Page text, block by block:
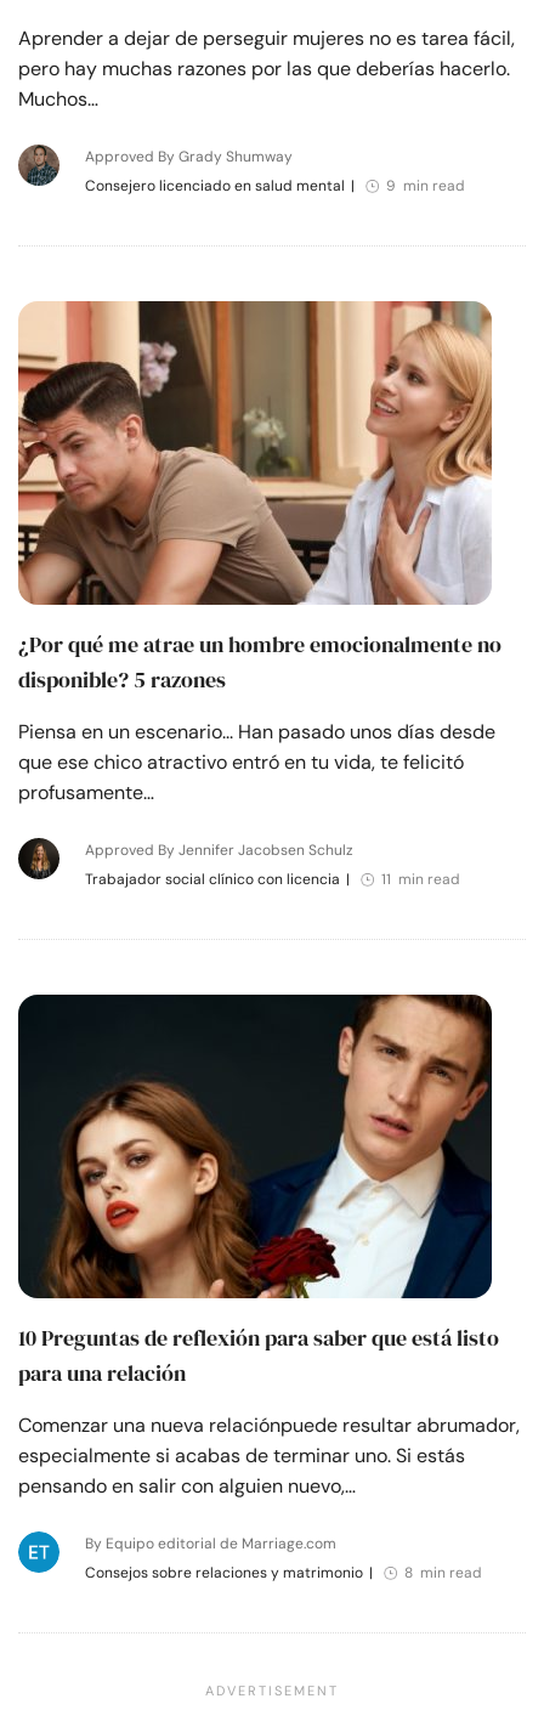
Aprender a dejar de perseguir mujeres no es tarea fácil,
pero hay muchas razones por las que deberías hacerlo.
Muchos…
Approved By Grady Shumway
Consejero licenciado en salud mental | 9 min read
¿Por qué me atrae un hombre emocionalmente no
disponible? 5 razones
Piensa en un escenario... Han pasado unos días desde
que ese chico atractivo entró en tu vida, te felicitó
profusamente…
Approved By Jennifer Jacobsen Schulz
Trabajador social clínico con licencia | 11 min read
10 Preguntas de reflexión para saber que está listo
para una relación
Comenzar una nueva relaciónpuede resultar abrumador,
especialmente si acabas de terminar uno. Si estás
pensando en salir con alguien nuevo,…
By Equipo editorial de Marriage.com
Consejos sobre relaciones y matrimonio | 8 min read